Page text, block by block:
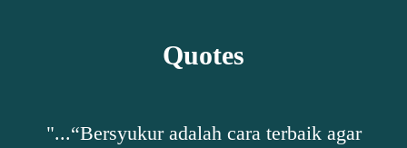
Quotes
"...“Bersyukur adalah cara terbaik agar